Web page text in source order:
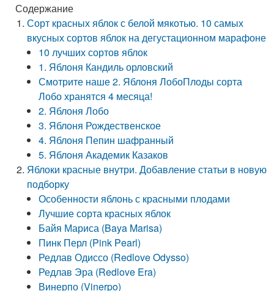
Содержание
Сорт красных яблок с белой мякотью. 10 самых
вкусных сортов яблок на дегустационном марафоне
10 лучших сортов яблок
1. Яблоня Кандиль орловский
Смотрите наше 2. Яблоня ЛобоПлоды сорта
Лобо хранятся 4 месяца!
2. Яблоня Лобо
3. Яблоня Рождественское
4. Яблоня Пепин шафранный
5. Яблоня Академик Казаков
Яблоки красные внутри. Добавление статьи в новую
подборку
Особенности яблонь с красными плодами
Лучшие сорта красных яблок
Байя Мариса (Baya Marisa)
Пинк Перл (Pink Pearl)
Редлав Одиссо (Redlove Odysso)
Редлав Эра (Redlove Era)
Винерпо (Vinerpo)